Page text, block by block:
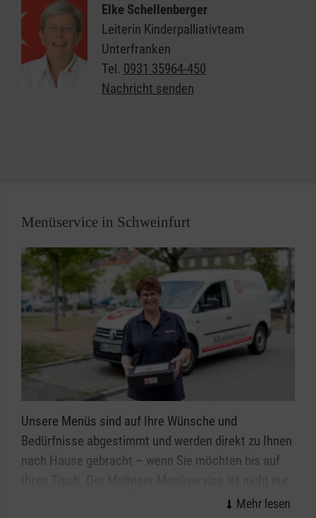
Wir ermöglichen den erkrankten Kindern und
Jugendlichen ihren Alltag zuhause in der vertrauten
Umgebung zu verbringen. Durch die Therapie und
Behandlung von belastenden Symptomen wird eine
höchstmögliche Lebensqualität erreicht und somit
Wir unterstützen die Patienten und ihre Familien,
beraten sie bei allen auftretenden Fragen und sind in
Krisensituationen rund um die Uhr erreichbar. Wir
bleiben Ansprechpartner für die Familien auch über
den Tod hinaus.
Weitere Informationen und Einblicke in unsere
Arbeit finden Sie in
derJubiläumsbroschüreanlässlich des 5jährigen
Bestehens unseres Teams im Jahr 2022.
Nähere Informationen
zum Kinderpalliativteam in Schweinfurt
Elke Schellenberger
Leiterin Kinderpalliativteam
Unterfranken
Tel. 0931 35964-450
Nachricht senden
Menüservice in Schweinfurt
Unsere Menüs sind auf Ihre Wünsche und
Bedürfnisse abgestimmt und werden direkt zu Ihnen
nach Hause gebracht – wenn Sie möchten bis auf
irgendein „Essen auf Rädern“ oder Mahlzeitendienst.